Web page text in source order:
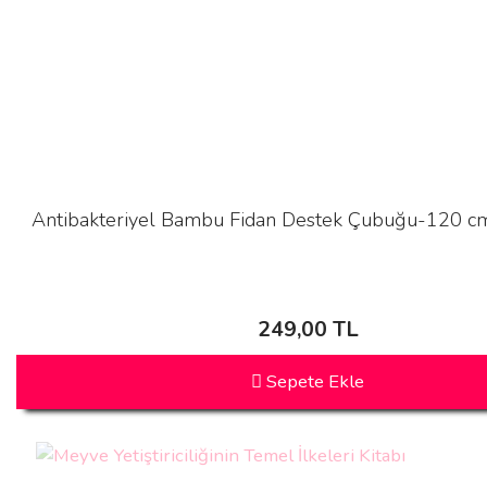
Antibakteriyel Bambu Fidan Destek Çubuğu-120
249,00 TL
Sepete Ekle